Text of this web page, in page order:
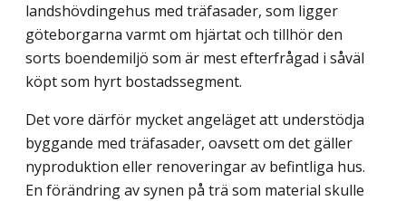
landshövdingehus med träfasader, som ligger
göteborgarna varmt om hjärtat och tillhör den
sorts boendemiljö som är mest efterfrågad i såväl
köpt som hyrt bostadssegment.
Det vore därför mycket angeläget att understödja
byggande med träfasader, oavsett om det gäller
nyproduktion eller renoveringar av befintliga hus.
En förändring av synen på trä som material skulle